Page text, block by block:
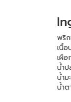
พริ
เนื้
เผื
น้ำ
น้ำม
น้ำ